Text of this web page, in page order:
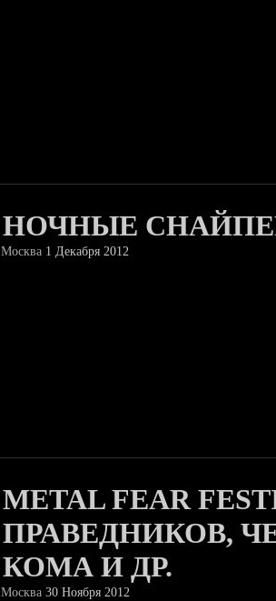
НОЧНЫЕ
Москва 1 Декабря 2012
METAL FEAR
ПРАВЕДНИКОВ,
КОМА И ДР.
Москва 30 Ноября 2012